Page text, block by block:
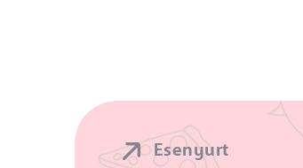
Esenyurt